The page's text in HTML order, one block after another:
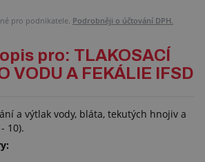
pro podnikatele. Podrobněji o účtování DPH.
pro: TLAKOSACÍ
VODU A FEKÁLIE IFSD
a výtlak vody, bláta, tekutých hnojiv a
10).